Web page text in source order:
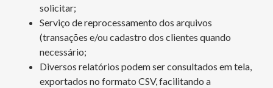
solicitar;
Serviço de reprocessamento dos arquivos
(transações e/ou cadastro dos clientes quando
necessário;
Diversos relatórios podem ser consultados em tela,
exportados no formato CSV, facilitando a